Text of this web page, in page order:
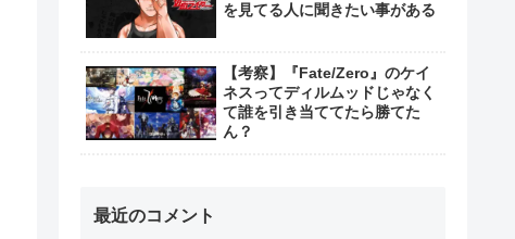
を見てる人に聞きたい事がある
【考察】『Fate/Zero』のケイ
ネスってディルムッドじゃなく
て誰を引き当ててたら勝てた
ん？
最近のコメント